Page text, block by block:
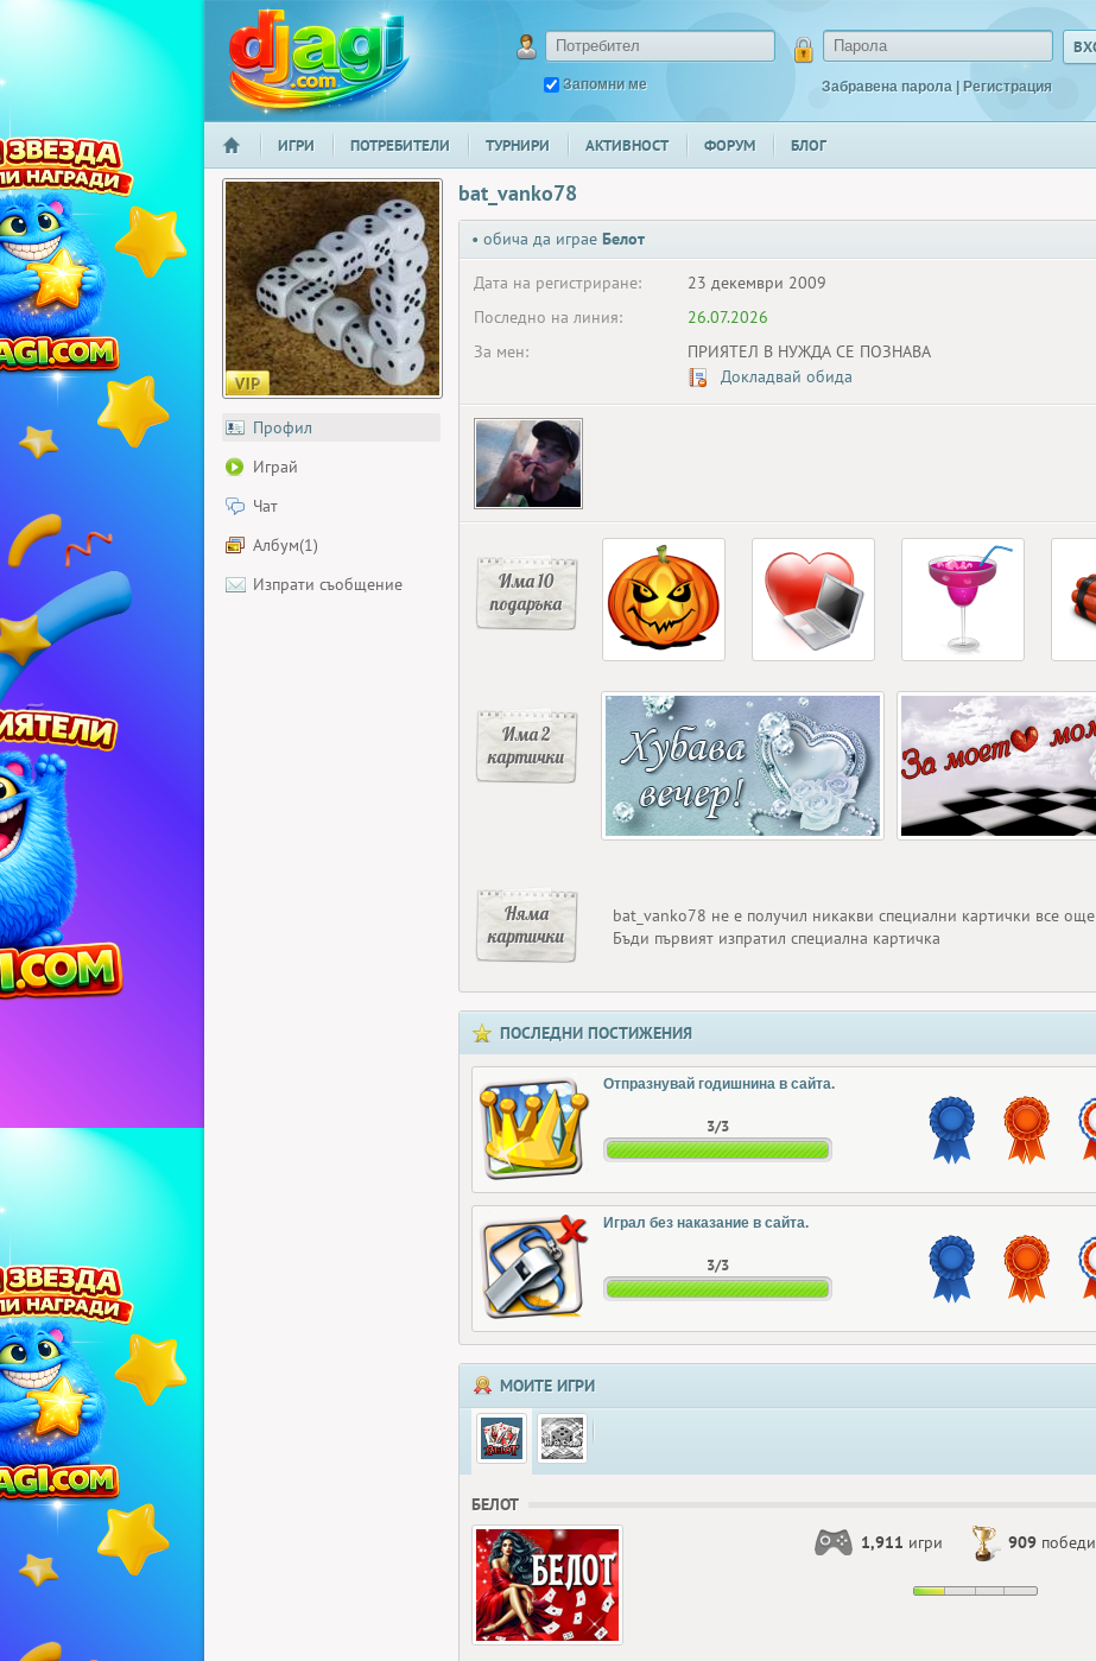
djagi.com
Запомни ме Забравена парола | Регистрация
НАЧАЛО
ИГРИ ПОТРЕБИТЕЛИ ТУРНИРИ АКТИВНОСТ ФОРУМ БЛОГ
Профил
Играй
Чат
Албум(1)
Изпрати съобщение
bat_vanko78
• обича да играе Белот
Дата на регистриране:
23 декември 2009
Последно на линия:
26.07.2026
За мен:
ПРИЯТЕЛ В НУЖДА СЕ ПОЗНАВА
Докладвай обида
Има 10
подаръка
Има 2
картички
Няма
картички
bat_vanko78 не е получил никакви специални картички все още
Бъди първият изпратил специална картичка
ПОСЛЕДНИ ПОСТИЖЕНИЯ
Отпразнувай годишнина в сайта.
3/3
Играл без наказание в сайта.
3/3
МОИТЕ ИГРИ
БЕЛОТ
1,911 игри 909 победи